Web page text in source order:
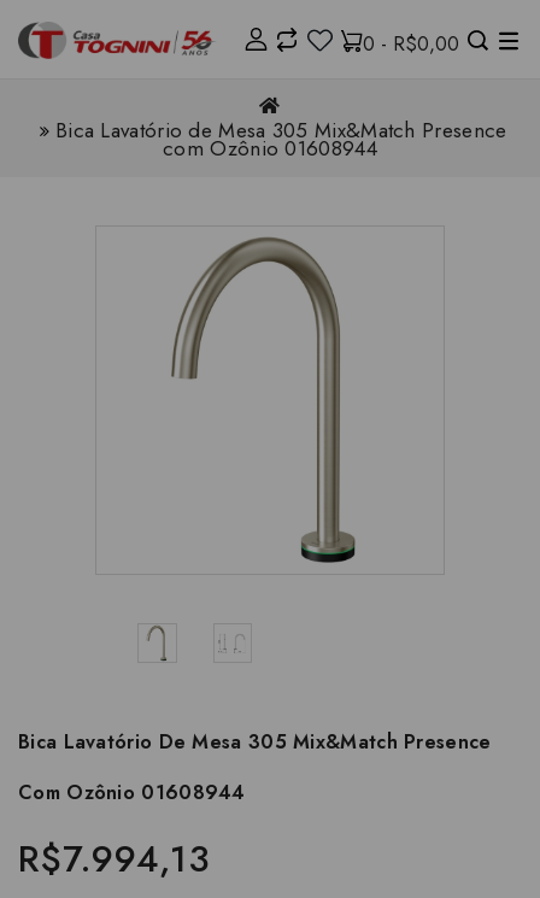
0 - R$0,00
Bica Lavatório de Mesa 305 Mix&Match Presence
com Ozônio 01608944
Bica Lavatório De Mesa 305 Mix&Match Presence
Com Ozônio 01608944
R$7.994,13